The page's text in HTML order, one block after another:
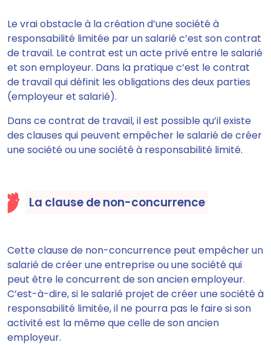
Le vrai obstacle à la création d’une société à
responsabilité limitée par un salarié c’est son contrat
de travail. Le contrat est un acte privé entre le salarié
et son employeur. Dans la pratique c’est le contrat
de travail qui définit les obligations des deux parties
(employeur et salarié).
Dans ce contrat de travail,il est possible qu’il existe
des clauses qui peuvent empêcher le salarié de créer
une société ou une société à responsabilité limité.
La clause de non-concurrence
Cette clause de non-concurrence peut empêcher un
salarié de créer une entreprise ou une société qui
peut être le concurrent de son ancien employeur.
C’est-à-dire, si le salarié projet de créer une société à
responsabilité limitée, il ne pourra pas le faire si son
activité est la même que celle de son ancien
employeur.